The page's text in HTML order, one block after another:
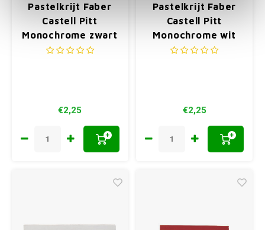
Pastelkrijt Faber
Castell Pitt
Monochrome zwart
gebrand M
€2,25
+
Pastelkrijt Faber
Castell Pitt
Monochrome wit
soft
€2,25
+